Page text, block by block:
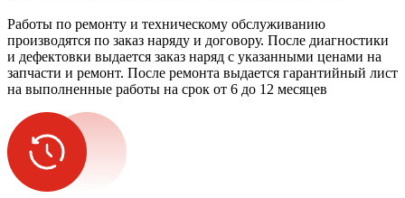
Работы по ремонту и техническому обслуживанию
производятся по заказ наряду и договору. После диагностики
и дефектовки выдается заказ наряд с указанными ценами на
запчасти и ремонт. После ремонта выдается гарантийный лист
на выполненные работы на срок от 6 до 12 месяцев